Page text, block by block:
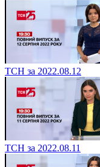
ТСН за 2022.08.12
ТСН за 2022.08.11